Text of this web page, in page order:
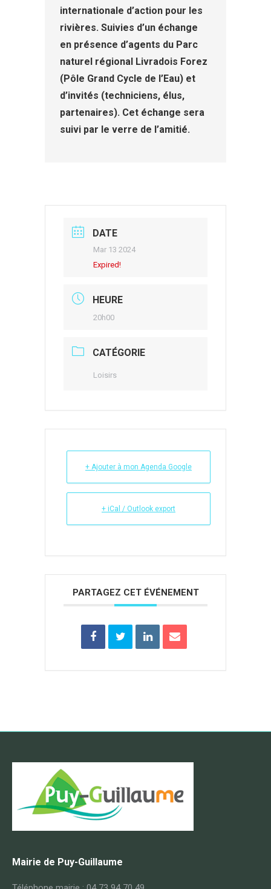
internationale d’action pour les
rivières. Suivies d’un échange
en présence d’agents du Parc
naturel régional Livradois Forez
(Pôle Grand Cycle de l’Eau) et
d’invités (techniciens, élus,
partenaires). Cet échange sera
suivi par le verre de l’amitié.
DATE
Mar 13 2024
Expired!
HEURE
20h00
CATÉGORIE
Loisirs
+ Ajouter à mon Agenda Google
+ iCal / Outlook export
PARTAGEZ CET ÉVÉNEMENT
Mairie de Puy-Guillaume